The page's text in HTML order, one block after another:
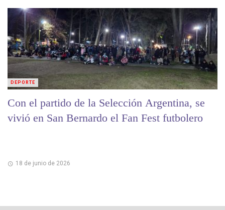
Con el partido de la Selección Argentina, se
vivió en San Bernardo el Fan Fest futbolero
18 de junio de 2026
DEPORTE